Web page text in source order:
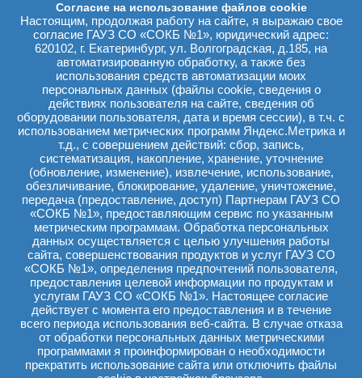
Гепатит
Медицинская профилактика
Экологическая безопасность
Гериатрия
Система менеджмента качества
→ Дополнительная информация → Профилактика
терроризма
ПРОФИЛАКТИКА ТЕРРОРИЗМА
Что делать при обнаружении взрывного устройства?
Признаки взрывного устройства
Памятка гражданам о действиях при установлении уровней
террористической опасности
Общие рекомендации гражданам по действиям при угрозе
совершения террористического акта
Антитерроризм: Не дай собой управлять. Стоп вербовщикам
Согласие на использование файлов cookie
Настоящим, продолжая работу на сайте, я выражаю свое
согласие ГАУЗ СО «СОКБ №1», юридический адрес:
620102, г. Екатеринбург, ул. Волгоградская, д.185, на
автоматизированную обработку, а также без
использования средств автоматизации моих
персональных данных (файлы cookie, сведения о
действиях пользователя на сайте, сведения об
оборудовании пользователя, дата и время сессии), в т.ч. с
использованием метрических программ Яндекс.Метрика и
т.д., с совершением действий: сбор, запись,
систематизация, накопление, хранение, уточнение
(обновление, изменение), извлечение, использование,
обезличивание, блокирование, удаление, уничтожение,
передача (предоставление, доступ) Партнерам ГАУЗ СО
«СОКБ №1», предоставляющим сервис по указанным
метрическим программам. Обработка персональных
данных осуществляется с целью улучшения работы
сайта, совершенствования продуктов и услуг ГАУЗ СО
«СОКБ №1», определения предпочтений пользователя,
предоставления целевой информации по продуктам и
услугам ГАУЗ СО «СОКБ №1». Настоящее согласие
действует с момента его предоставления и в течение
всего периода использования веб-сайта. В случае отказа
от обработки персональных данных метрическими
программами я проинформирован о необходимости
прекратить использование сайта или отключить файлы